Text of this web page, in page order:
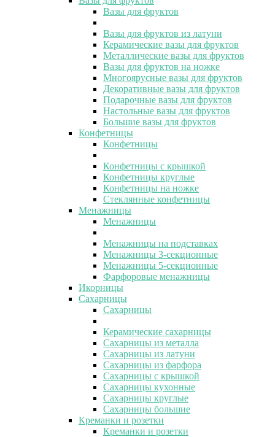
Вазы для фруктов
Вазы для фруктов из латуни
Керамические вазы для фруктов
Металлические вазы для фруктов
Вазы для фруктов на ножке
Многоярусные вазы для фруктов
Декоративные вазы для фруктов
Подарочные вазы для фруктов
Настольные вазы для фруктов
Большие вазы для фруктов
Конфетницы
Конфетницы
Конфетницы с крышкой
Конфетницы круглые
Конфетницы на ножке
Стеклянные конфетницы
Менажницы
Менажницы
Менажницы на подставках
Менажницы 3-секционные
Менажницы 5-секционные
Фарфоровые менажницы
Икорницы
Сахарницы
Сахарницы
Керамические сахарницы
Сахарницы из металла
Сахарницы из латуни
Сахарницы из фарфора
Сахарницы с крышкой
Сахарницы кухонные
Сахарницы круглые
Сахарницы большие
Креманки и розетки
Креманки и розетки